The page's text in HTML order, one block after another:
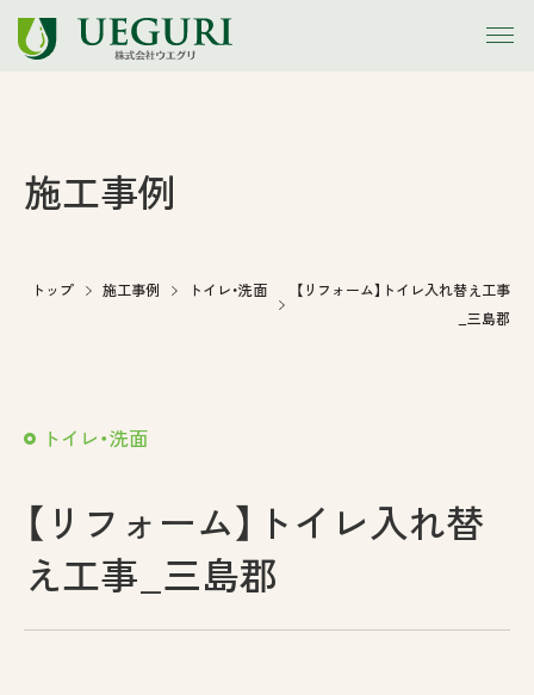
お知らせ
会社案内
施工事例
採用情報
お問い合わせ
施工事例
トップ 施工事例 トイレ・洗面
【リフォーム】トイレ入れ替え工事
_三島郡
トイレ・洗面
【リフォーム】トイレ入れ替
え工事_三島郡